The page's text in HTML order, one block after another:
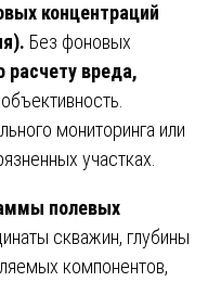
концентраций
Без фоновых
расчету вреда,
мониторинга или
участках.
полевых
скважин, глубины
компонентов,